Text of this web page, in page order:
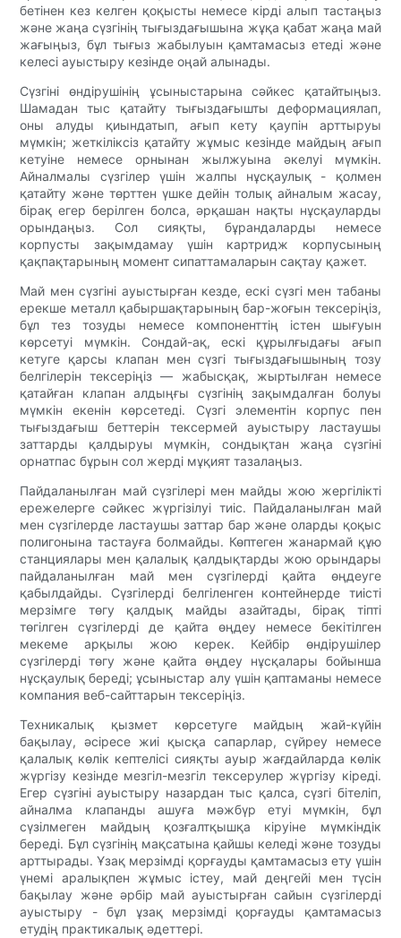
бетінен кез келген қоқысты немесе кірді алып тастаңыз
және жаңа сүзгінің тығыздағышына жұқа қабат жаңа май
жағыңыз, бұл тығыз жабылуын қамтамасыз етеді және
келесі ауыстыру кезінде оңай алынады.
Сүзгіні өндірушінің ұсыныстарына сәйкес қатайтыңыз.
Шамадан тыс қатайту тығыздағышты деформациялап,
оны алуды қиындатып, ағып кету қаупін арттыруы
мүмкін; жеткіліксіз қатайту жұмыс кезінде майдың ағып
кетуіне немесе орнынан жылжуына әкелуі мүмкін.
Айналмалы сүзгілер үшін жалпы нұсқаулық - қолмен
қатайту және төрттен үшке дейін толық айналым жасау,
бірақ егер берілген болса, әрқашан нақты нұсқауларды
орындаңыз. Сол сияқты, бұрандаларды немесе
корпусты зақымдамау үшін картридж корпусының
қақпақтарының момент сипаттамаларын сақтау қажет.
Май мен сүзгіні ауыстырған кезде, ескі сүзгі мен табаны
ерекше металл қабыршақтарының бар-жоғын тексеріңіз,
бұл тез тозуды немесе компоненттің істен шығуын
көрсетуі мүмкін. Сондай-ақ, ескі құрылғыдағы ағып
кетуге қарсы клапан мен сүзгі тығыздағышының тозу
белгілерін тексеріңіз — жабысқақ, жыртылған немесе
қатайған клапан алдыңғы сүзгінің зақымдалған болуы
мүмкін екенін көрсетеді. Сүзгі элементін корпус пен
тығыздағыш беттерін тексермей ауыстыру ластаушы
заттарды қалдыруы мүмкін, сондықтан жаңа сүзгіні
орнатпас бұрын сол жерді мұқият тазалаңыз.
Пайдаланылған май сүзгілері мен майды жою жергілікті
ережелерге сәйкес жүргізілуі тиіс. Пайдаланылған май
мен сүзгілерде ластаушы заттар бар және оларды қоқыс
полигонына тастауға болмайды. Көптеген жанармай құю
станциялары мен қалалық қалдықтарды жою орындары
пайдаланылған май мен сүзгілерді қайта өңдеуге
қабылдайды. Сүзгілерді белгіленген контейнерде тиісті
мерзімге төгу қалдық майды азайтады, бірақ тіпті
төгілген сүзгілерді де қайта өңдеу немесе бекітілген
мекеме арқылы жою керек. Кейбір өндірушілер
сүзгілерді төгу және қайта өңдеу нұсқалары бойынша
нұсқаулық береді; ұсыныстар алу үшін қаптаманы немесе
компания веб-сайттарын тексеріңіз.
Техникалық қызмет көрсетуге майдың жай-күйін
бақылау, әсіресе жиі қысқа сапарлар, сүйреу немесе
қалалық көлік кептелісі сияқты ауыр жағдайларда көлік
жүргізу кезінде мезгіл-мезгіл тексерулер жүргізу кіреді.
Егер сүзгіні ауыстыру назардан тыс қалса, сүзгі бітеліп,
айналма клапанды ашуға мәжбүр етуі мүмкін, бұл
сүзілмеген майдың қозғалтқышқа кіруіне мүмкіндік
береді. Бұл сүзгінің мақсатына қайшы келеді және тозуды
арттырады. Ұзақ мерзімді қорғауды қамтамасыз ету үшін
үнемі аралықпен жұмыс істеу, май деңгейі мен түсін
бақылау және әрбір май ауыстырған сайын сүзгілерді
ауыстыру - бұл ұзақ мерзімді қорғауды қамтамасыз
етудің практикалық әдеттері.